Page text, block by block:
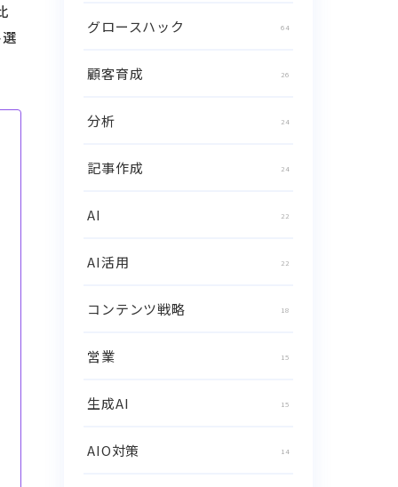
グロースハック 64
顧客育成 26
分析 24
記事作成 24
AI 22
AI活用 22
コンテンツ戦略 18
営業 15
生成AI 15
AIO対策 14